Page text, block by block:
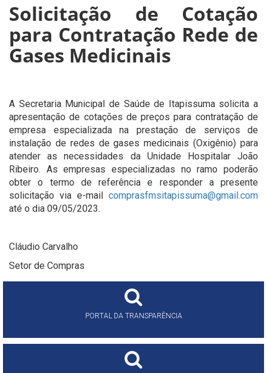
Solicitação de Cotação
para Contratação Rede de
Gases Medicinais
A Secretaria Municipal de Saúde de Itapissuma solicita a
apresentação de cotações de preços para contratação de
empresa especializada na prestação de serviços de
instalação de redes de gases medicinais (Oxigênio) para
atender as necessidades da Unidade Hospitalar João
Ribeiro. As empresas especializadas no ramo poderão
obter o termo de referência e responder a presente
solicitação via e-mail comprasfmsitapissuma@gmail.com
até o dia 09/05/2023.
Cláudio Carvalho
Setor de Compras
PORTAL DA TRANSPARÊNCIA